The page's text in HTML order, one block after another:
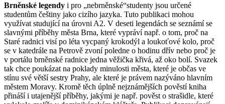
Brněnské legendy i pro „nebrněnské“studenty jsou určené
studentům češtiny jako cizího jazyka. Tuto publikaci mohou
využívat studující na úrovni A2. V deseti legendách se seznámí se
slavnými příběhy města Brna, které vypráví např. o tom, proč na
Staré radnici visí po léta vycpaný krokodýl a loukoťové kolo, proč
se v katedrále na Petrově zvoní poledne o hodinu dřív nebo proč je
v portálu brněnské radnice jedna věžička křivá, až oko bolí. Svazek
tak chce poukázat na poklady minulosti města, které je občas ve
stínu své větší sestry Prahy, ale které je právem nazýváno hlavním
městem Moravy. Kromě těch úplně nejznámějších pověstí kniha
přináší i utajenější příběhy, jakými je např. pověst o strašidle, které